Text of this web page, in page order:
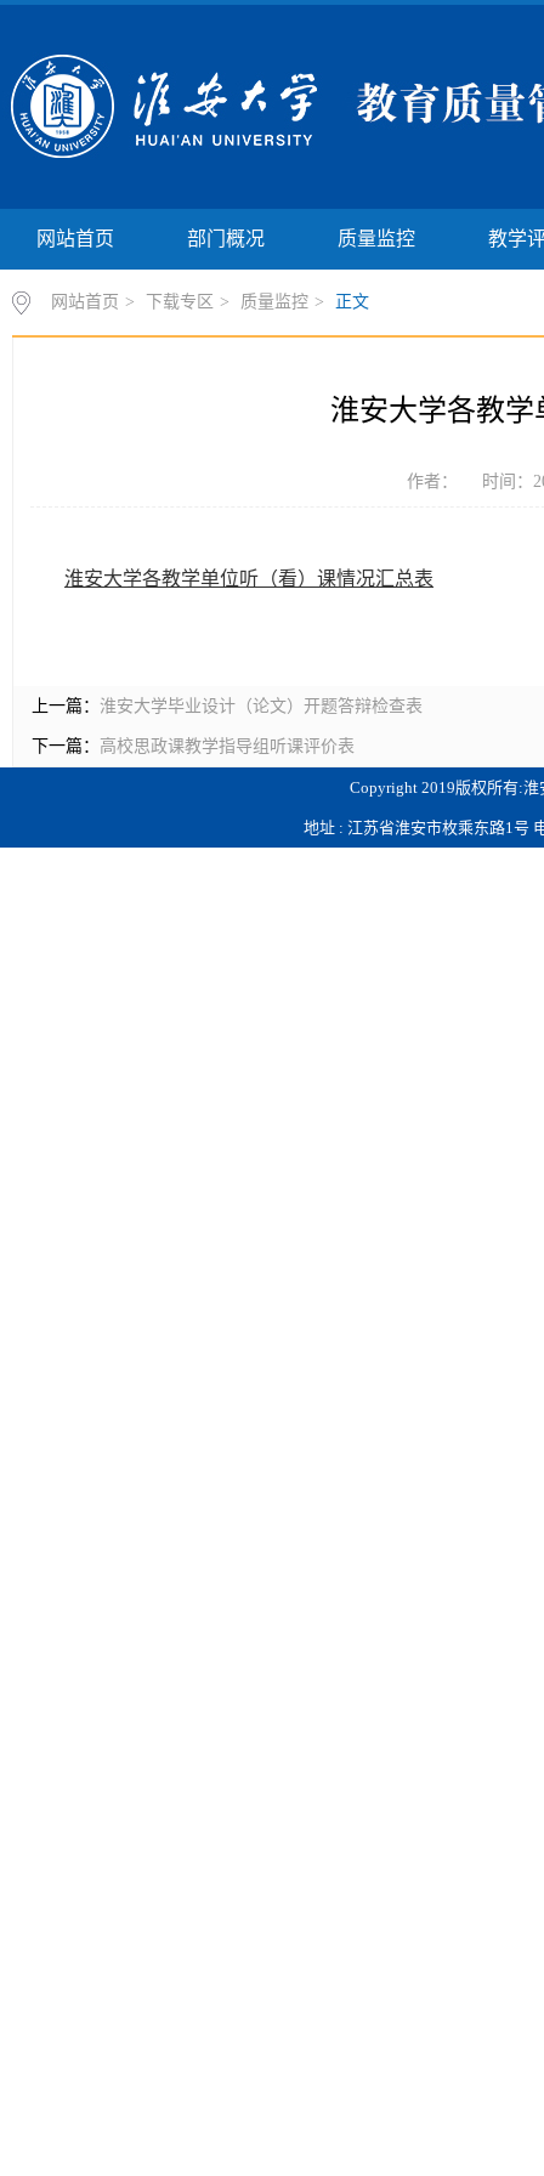
网站首页 部门概况 质量监控 教学
网站首页 > 下载专区 > 质量监控 > 正文
淮安大学各教
作者： 时间：
淮安大学各教学单位听（看）课情况汇总表
上一篇： 淮安大学毕业设计（论文）开题答辩检查表
下一篇： 高校思政课教学指导组听课评价表
Copyright 2019版权所有:
地址 : 江苏省淮安市枚乘东路1号